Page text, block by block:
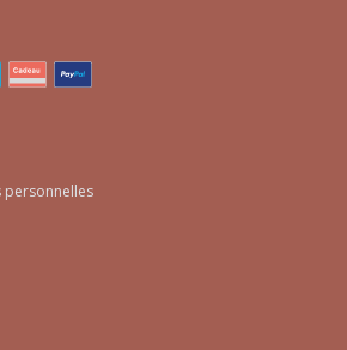
personnelles